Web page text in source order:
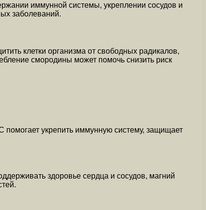
иммунной системы, укреплении сосудов и
заболеваний.
клетки организма от свободных радикалов,
смородины может помочь снизить риск
укрепить иммунную систему, защищает
здоровье сердца и сосудов, магний